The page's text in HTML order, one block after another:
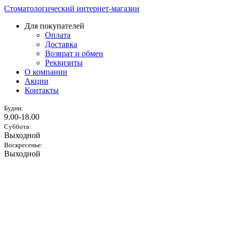
Стоматологический интернет-магазин
Для покупателей
Оплата
Доставка
Возврат и обмен
Реквизиты
О компании
Акции
Контакты
Будни:
9.00-18.00
Суббота:
Выходной
Воскресенье:
Выходной